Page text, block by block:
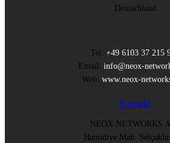
Deutschland
Tel: +49 6103 37 215
Email: info@neox-
Web: www.neox-
Kontakt
NEOX NETWORKS
Hamidiye Mah. Selçuklu